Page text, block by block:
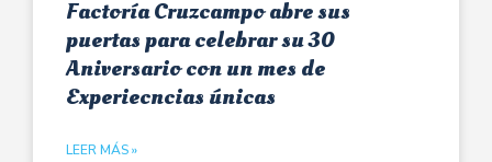
Factoría Cruzcampo abre sus
puertas para celebrar su 30
Aniversario con un mes de
Experiecncias únicas
LEER MÁS »